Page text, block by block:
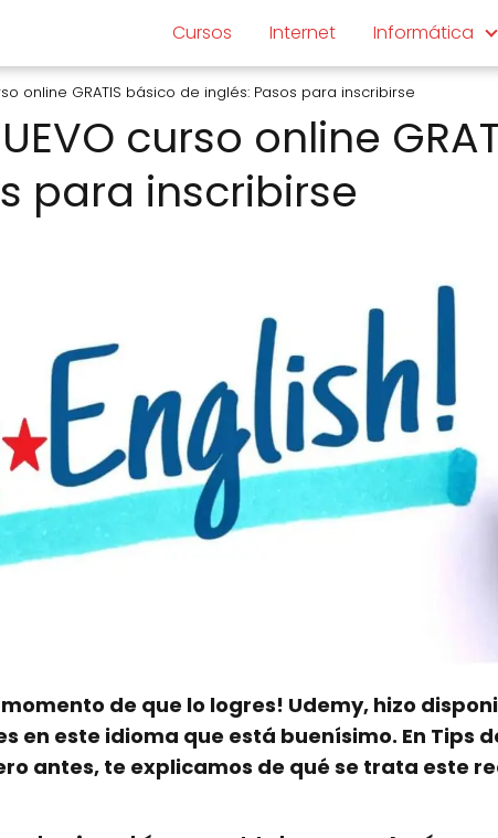
Cursos Internet Informática
online GRATIS básico de inglés: Pasos para inscribirse
curso online
para inscribirse
de que lo logres! Udemy, hizo
en este idioma que está buenísimo. En Tips
antes, te explicamos de qué se trata este